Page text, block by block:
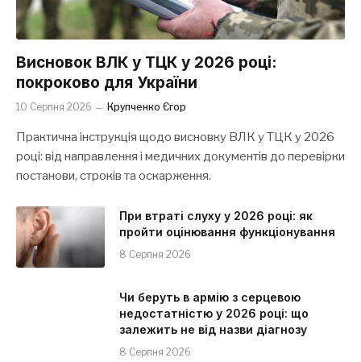
Висновок ВЛК у ТЦК у 2026 році:
покроково для України
10 Серпня 2026 Крупченко Єгор
Практична інструкція щодо висновку ВЛК у ТЦК у 2026
році: від направлення і медичних документів до перевірки
постанови, строків та оскарження.
При втраті слуху у 2026 році: як
пройти оцінювання функціонування
8 Серпня 2026
Чи беруть в армію з серцевою
недостатністю у 2026 році: що
залежить не від назви діагнозу
8 Серпня 2026